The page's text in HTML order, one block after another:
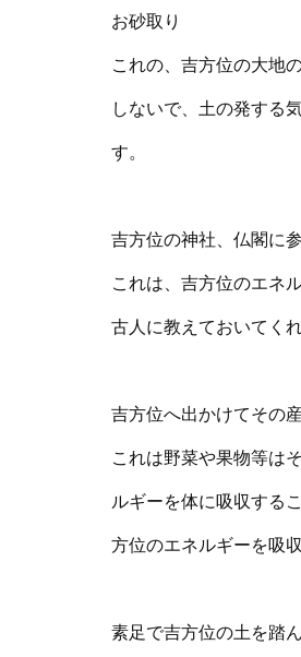
お砂取り
これの、吉方位の大地
しないで、土の発する
す。
吉方位の神社、仏閣に
これは、吉方位のエネ
古人に教えておいてく
吉方位へ出かけてその
これは野菜や果物等は
ルギーを体に吸収する
方位のエネルギーを吸収
素足で吉方位の土を踏ん